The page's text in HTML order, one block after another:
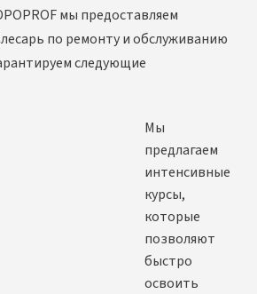
мы предоставляем
по ремонту и обслуживанию
следующие
Мы
предлагаем
интенсивные
курсы,
которые
позволяют
быстро
освоить